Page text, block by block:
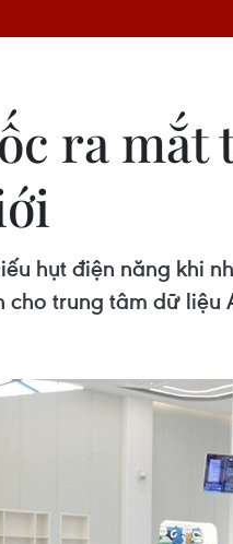
ra mắt
hụt điện năng khi
cho trung tâm dữ liệu